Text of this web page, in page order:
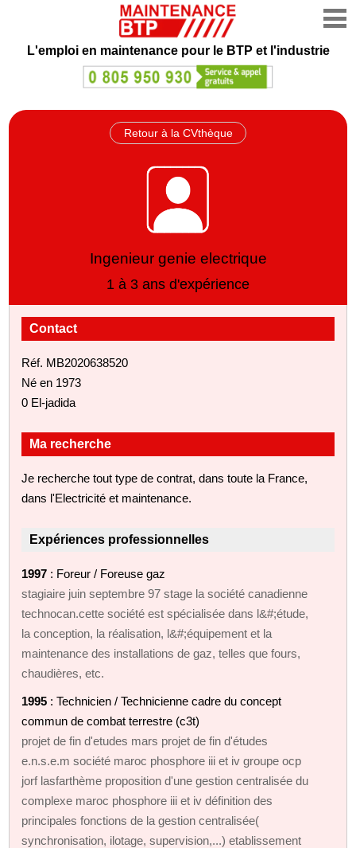
L'emploi en maintenance pour le BTP et l'industrie
Retour à la CVthèque
Ingenieur genie electrique
1 à 3 ans d'expérience
Contact
Réf. MB2020638520
Né en 1973
0 El-jadida
Ma recherche
Je recherche tout type de contrat, dans toute la France,
dans l'Electricité et maintenance.
Expériences professionnelles
1997 : Foreur / Foreuse gaz
stagiaire juin septembre 97 stage la société canadienne
technocan.cette société est spécialisée dans l&#;étude,
la conception, la réalisation, l&#;équipement et la
maintenance des installations de gaz, telles que fours,
chaudières, etc.
1995 : Technicien / Technicienne cadre du concept
commun de combat terrestre (c3t)
projet de fin d'etudes mars projet de fin d'études
e.n.s.e.m société maroc phosphore iii et iv groupe ocp
jorf lasfarthème proposition d'une gestion centralisée du
complexe maroc phosphore iii et iv définition des
principales fonctions de la gestion centralisée(
synchronisation, ilotage, supervision,...) etablissement